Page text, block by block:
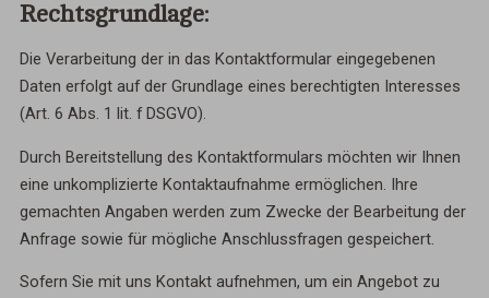
Rechtsgrundlage:
Die Verarbeitung der in das Kontaktformular eingegebenen
Daten erfolgt auf der Grundlage eines berechtigten Interesses
(Art. 6 Abs. 1 lit. f DSGVO).
Durch Bereitstellung des Kontaktformulars möchten wir Ihnen
eine unkomplizierte Kontaktaufnahme ermöglichen. Ihre
gemachten Angaben werden zum Zwecke der Bearbeitung der
Anfrage sowie für mögliche Anschlussfragen gespeichert.
Sofern Sie mit uns Kontakt aufnehmen, um ein Angebot zu